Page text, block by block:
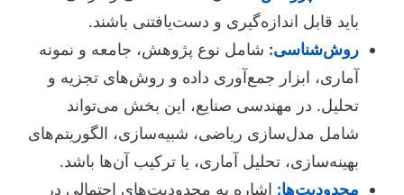
باید قابل اندازه‌گیری و دست‌یافتنی باشند.
روش‌شناسی: شامل نوع پژوهش، جامعه و نمونه
آماری، ابزار جمع‌آوری داده و روش‌های تجزیه و
تحلیل. در مهندسی صنایع، این بخش می‌تواند
شامل مدل‌سازی ریاضی، شبیه‌سازی، الگوریتم‌های
بهینه‌سازی، تحلیل آماری، یا ترکیب آن‌ها باشد.
محدودیت‌ها: اشاره به محدودیت‌های احتمالی در